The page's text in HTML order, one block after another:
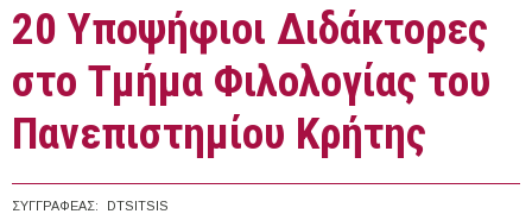
20 Yποψήφιοι Διδάκτορες
στο Τμήμα Φιλολογίας του
Πανεπιστημίου Κρήτης
ΣΥΓΓΡΑΦΈΑΣ:
DTSITSIS